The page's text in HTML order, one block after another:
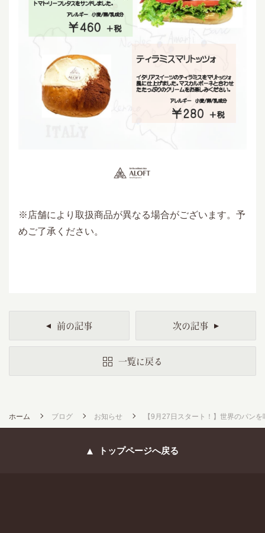
※店舗により取扱商品が異なる場合がございます。予
めご了承ください。
前の記事
一覧に戻る
次の記事
ホーム ブログ お知らせ 【9月27日スタート！】世界のパン
トップページへ戻る